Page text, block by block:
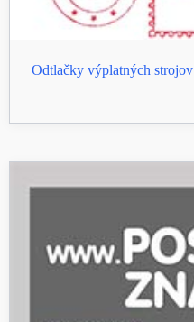
Odtlačky výplatných strojov